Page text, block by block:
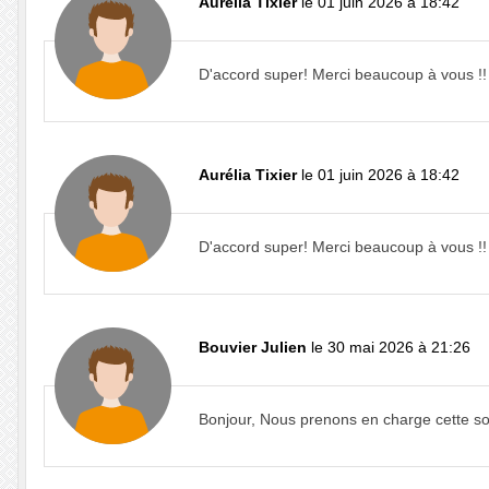
D'accord super! Merci beaucoup à vous !!
Aurélia Tixier le 01 juin 2026 à 18:42
D'accord super! Merci beaucoup à vous !!
Bouvier Julien le 30 mai 2026 à 21:26
Bonjour, Nous prenons en charge cette